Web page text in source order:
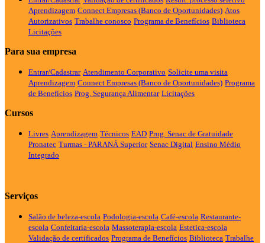
Aprendizagem Connect Empresas (Banco de Oportunidades) Atos
Autorizativos Trabalhe conosco Programa de Benefícios Biblioteca
Licitações
Para sua empresa
Entrar/Cadastrar Atendimento Corporativo Solicite uma visita
Aprendizagem Connect Empresas (Banco de Oportunidades) Programa
de Benefícios Prog. Segurança Alimentar Licitações
Cursos
Livres Aprendizagem Técnicos EAD Prog. Senac de Gratuidade
Pronatec Turmas - PARANÁ Superior Senac Digital Ensino Médio
Integrado
Serviços
Salão de beleza-escola Podologia-escola Café-escola Restaurante-
escola Confeitaria-escola Massoterapia-escola Estetica-escola
Validação de certificados Programa de Benefícios Biblioteca Trabalhe